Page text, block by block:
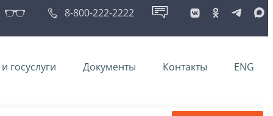
8-800-222-2222
госуслуги Документы Контакты ENG